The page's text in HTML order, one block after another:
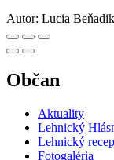
Autor: Lucia
Občan
Aktuality
Lehnický
Lehnický
Fotogaléria